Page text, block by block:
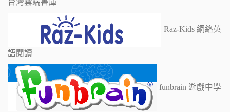
台灣雲端書庫
Raz-Kids 網絡英
語閱讀
funbrain 遊戲中學